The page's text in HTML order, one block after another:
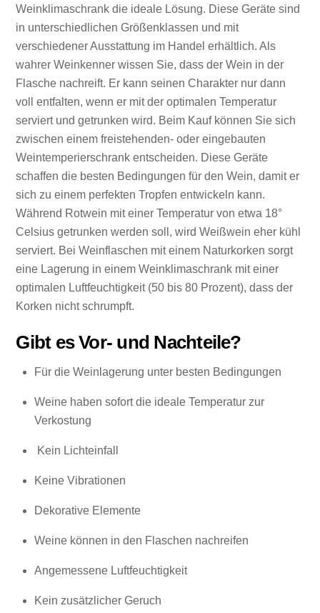
Weinklimaschrank die ideale Lösung. Diese Geräte sind
in unterschiedlichen Größenklassen und mit
verschiedener Ausstattung im Handel erhältlich. Als
wahrer Weinkenner wissen Sie, dass der Wein in der
Flasche nachreift. Er kann seinen Charakter nur dann
voll entfalten, wenn er mit der optimalen Temperatur
serviert und getrunken wird. Beim Kauf können Sie sich
zwischen einem freistehenden- oder eingebauten
Weintemperierschrank entscheiden. Diese Geräte
schaffen die besten Bedingungen für den Wein, damit er
sich zu einem perfekten Tropfen entwickeln kann.
Während Rotwein mit einer Temperatur von etwa 18°
Celsius getrunken werden soll, wird Weißwein eher kühl
serviert. Bei Weinflaschen mit einem Naturkorken sorgt
eine Lagerung in einem Weinklimaschrank mit einer
optimalen Luftfeuchtigkeit (50 bis 80 Prozent), dass der
Korken nicht schrumpft.
Gibt es Vor- und Nachteile?
Für die Weinlagerung unter besten Bedingungen
Weine haben sofort die ideale Temperatur zur
Verkostung
Kein Licht­ein­fall
Kei­ne Vibra­tio­nen
Dekorative Elemente
Weine können in den Flaschen nachreifen
Ange­mes­se­ne Luft­feuch­tig­keit
Kein zusätzlicher Geruch